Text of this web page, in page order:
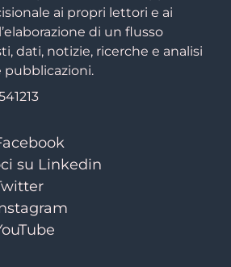
ai propri lettori e ai
di un flusso
dati, notizie, ricerche e analisi
pubblicazioni.
su Linkedin